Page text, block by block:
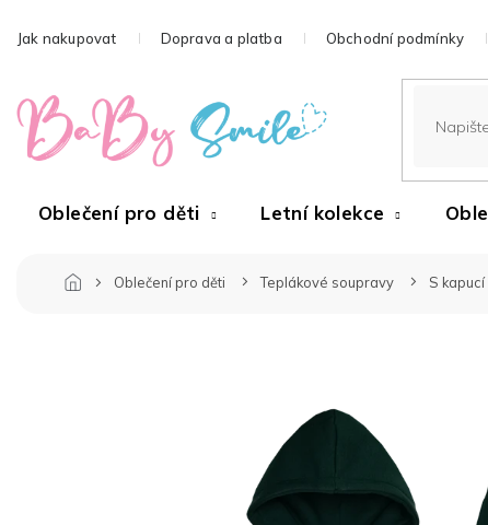
naJak nakupovat Doprava a platba Obchodní podmínky
Oblečení pro děti Letní kolekce
Oblečení pro děti Teplákové soupravy S